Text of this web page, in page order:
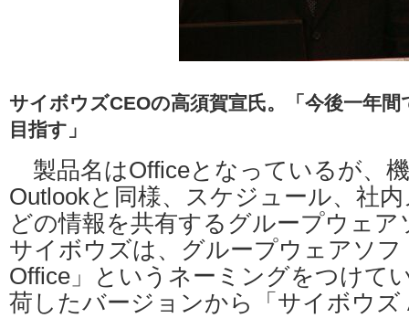
サイボウズCEOの高須賀宣氏。「今後一年
目指す」
製品名はOfficeとなっているが、
Outlookと同様、スケジュール、社
どの情報を共有するグループウェ
サイボウズは、グループウェアソ
Office」というネーミングをつけて
荷したバージョンから「サイボウズ